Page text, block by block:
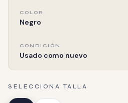
COLOR
Negro
CONDICIÓN
Usado como nuevo
SELECCIONA TALLA